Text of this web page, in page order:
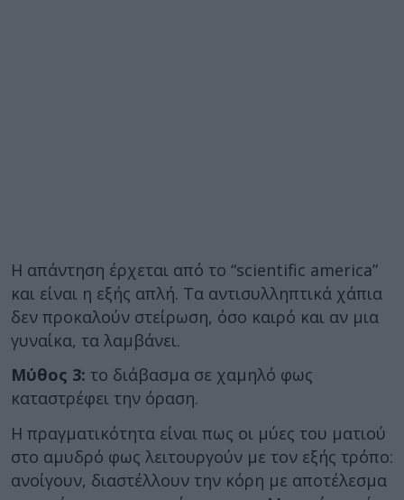
Η απάντηση έρχεται από το “scientific america”
και είναι η εξής απλή. Τα αντισυλληπτικά χάπια
δεν προκαλούν στείρωση, όσο καιρό και αν μια
γυναίκα, τα λαμβάνει.
Μύθος 3: το διάβασμα σε χαμηλό φως
καταστρέφει την όραση.
Η πραγματικότητα είναι πως οι μύες του ματιού
στο αμυδρό φως λειτουργούν με τον εξής τρόπο:
ανοίγουν, διαστέλλουν την κόρη με αποτέλεσμα